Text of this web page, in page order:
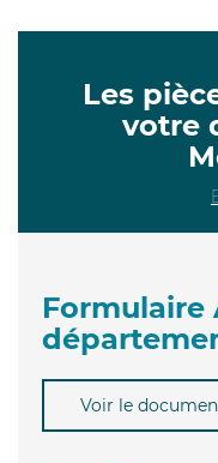
Les
votre
Formulaire
Voir le